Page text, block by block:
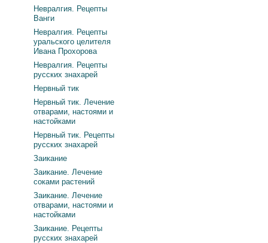
Невралгия. Рецепты
Ванги
Невралгия. Рецепты
уральского целителя
Ивана Прохорова
Невралгия. Рецепты
русских знахарей
Нервный тик
Нервный тик. Лечение
отварами, настоями и
настойками
Нервный тик. Рецепты
русских знахарей
Заикание
Заикание. Лечение
соками растений
Заикание. Лечение
отварами, настоями и
настойками
Заикание. Рецепты
русских знахарей